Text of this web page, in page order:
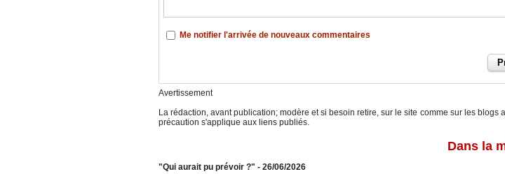
Me notifier l'arrivée de nouveaux commentaires
Avertissement
La rédaction, avant publication; modère et si besoin retire, sur le site comme sur les
précaution s'applique aux liens publiés.
Dans la
"Qui aurait pu prévoir ?" - 26/06/2026